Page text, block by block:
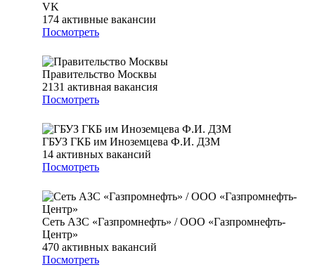
VK
174 активные вакансии
Посмотреть
Правительство Москвы
2131 активная вакансия
Посмотреть
ГБУЗ ГКБ им Иноземцева Ф.И. ДЗМ
14 активных вакансий
Посмотреть
Сеть АЗС «Газпромнефть» / ООО «Газпромнефть-
Центр»
470 активных вакансий
Посмотреть